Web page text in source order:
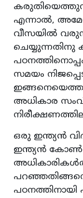
എന്നാൽ,
വീസയിൽ
ചെയ്യുന്നതിനു
സമയം
അധികാര
ഒരു ഇന്ത്യൻ
ഇന്ത്യൻ
പഠനത്തിനായി